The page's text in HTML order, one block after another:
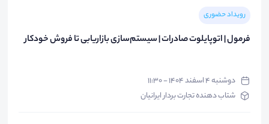
رویداد حضوری
فرمول | اتوپایلوت صادرات | سیستم‌سازی بازاریابی تا فروش خودکار
دوشنبه ۴ اسفند ۱۴۰۴ - ۱۱:۳۰
شتاب دهنده تجارت بردار ایرانیان